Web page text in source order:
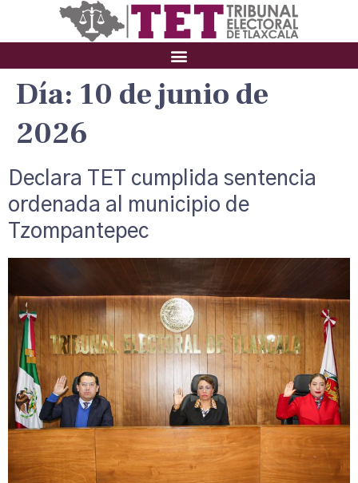
Día: 10 de junio de
2026
Declara TET cumplida sentencia
ordenada al municipio de
Tzompantepec